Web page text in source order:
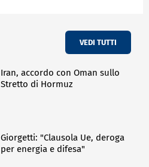
VEDI TUTTI
Iran, accordo con Oman sullo
Stretto di Hormuz
Giorgetti: "Clausola Ue, deroga
per energia e difesa"